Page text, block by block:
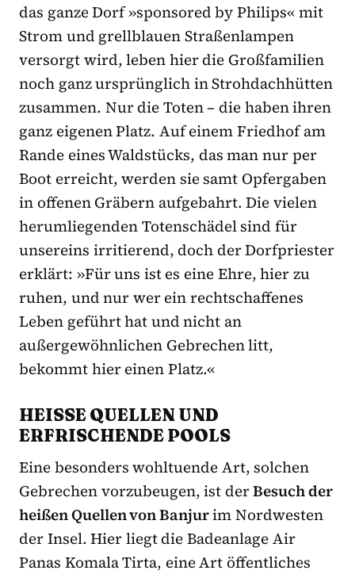
das ganze Dorf »sponsored by Philips« mit
Strom und grellblauen Straßenlampen
versorgt wird, leben hier die Großfamilien
noch ganz ursprünglich in Strohdachhütten
zusammen. Nur die Toten – die haben ihren
ganz eigenen Platz. Auf einem Friedhof am
Rande eines Waldstücks, das man nur per
Boot erreicht, werden sie samt Opfergaben
in offenen Gräbern aufgebahrt. Die vielen
herumliegenden Totenschädel sind für
unsereins irritierend, doch der Dorfpriester
erklärt: »Für uns ist es eine Ehre, hier zu
ruhen, und nur wer ein rechtschaffenes
Leben geführt hat und nicht an
außergewöhnlichen Gebrechen litt,
bekommt hier einen Platz.«
HEISSE QUELLEN UND E
RFRISCHENDE POOLS
Eine besonders wohltuende Art, solchen
Gebrechen vorzubeugen, ist derBesuch der
heißen Quellen von Banjurim Nordwesten
der Insel. Hier liegt die Badeanlage Air
Panas Komala Tirta, eine Art öffentliches